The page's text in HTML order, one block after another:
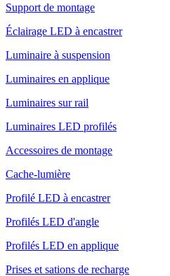
Support de montage
Éclairage LED à encastrer
Luminaire à suspension
Luminaires en applique
Luminaires sur rail
Luminaires LED profilés
Accessoires de montage
Cache-lumière
Profilé LED à encastrer
Profilés LED d'angle
Profilés LED en applique
Prises et sations de recharge